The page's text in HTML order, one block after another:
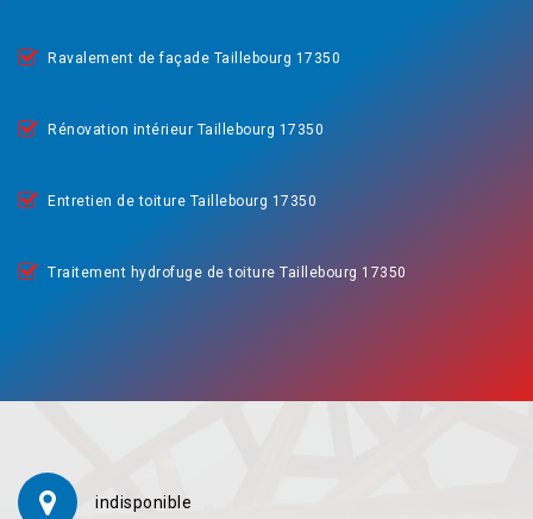
Ravalement de façade Taillebourg 17350
Rénovation intérieur Taillebourg 17350
Entretien de toiture Taillebourg 17350
Traitement hydrofuge de toiture Taillebourg 17350
indisponible